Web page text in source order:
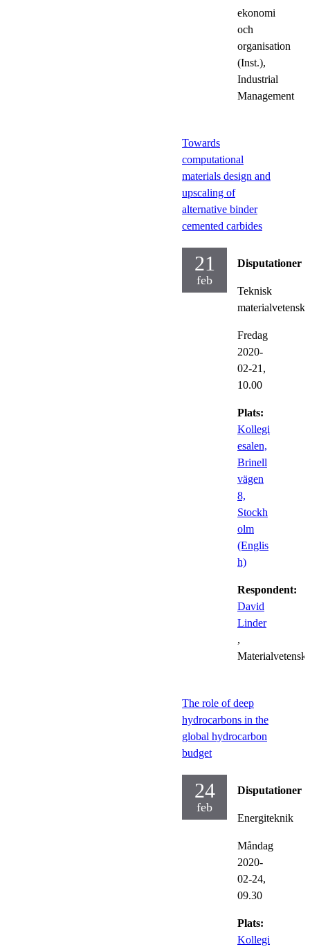
ekonomi
och
organisation
(Inst.),
Industrial
Management
Towards
computational
materials design and
upscaling of
alternative binder
cemented carbides
21
feb
Disputationer
Teknisk
Fredag
2020-
02-21,
10.00
Plats:
Kollegi
esalen,
Brinell
vägen
8,
Stockh
olm
(Englis
h)
Respondent:
David
Linder
,
The role of deep
hydrocarbons in the
global hydrocarbon
budget
24
feb
Disputationer
Energiteknik
Måndag
2020-
02-24,
09.30
Plats:
Kollegi